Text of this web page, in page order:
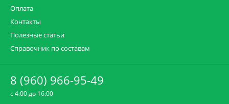
Оплата
Контакты
Полезные статьи
Справочник по составам
8 (960) 966-95-49
c 4:00 до 16:00